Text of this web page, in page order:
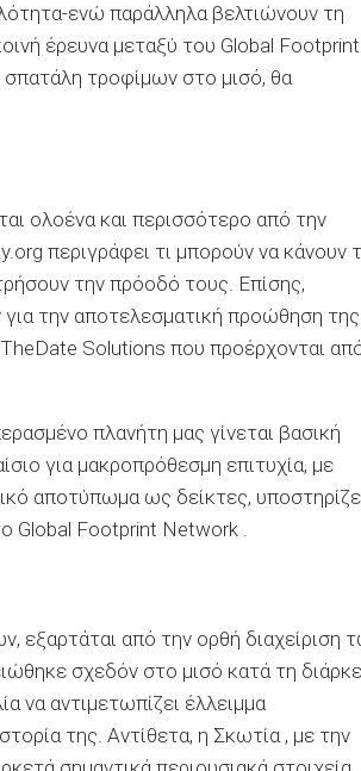
ενώ παράλληλα βελτιώνουν τη
έρευνα μεταξύ του Global Footprint
τροφίμων στο μισό, θα
ολοένα και περισσότερο από την
περιγράφει τι μπορούν να κάνουν
την πρόοδό τους. Επίσης,
την αποτελεσματική προώθηση της
Solutions που προέρχονται
πλανήτη μας γίνεται βασική
για μακροπρόθεσμη επιτυχία, με
αποτύπωμα ως δείκτες,
Global Footprint Network .
εξαρτάται από την ορθή διαχείριση
σχεδόν στο μισό κατά τη
να αντιμετωπίζει έλλειμμα
της. Αντίθετα, η Σκωτία , με την